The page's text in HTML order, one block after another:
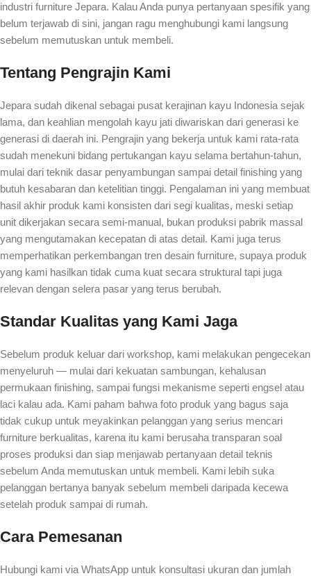
industri furniture Jepara. Kalau Anda punya pertanyaan spesifik yang
belum terjawab di sini, jangan ragu menghubungi kami langsung
sebelum memutuskan untuk membeli.
Tentang Pengrajin Kami
Jepara sudah dikenal sebagai pusat kerajinan kayu Indonesia sejak
lama, dan keahlian mengolah kayu jati diwariskan dari generasi ke
generasi di daerah ini. Pengrajin yang bekerja untuk kami rata-rata
sudah menekuni bidang pertukangan kayu selama bertahun-tahun,
mulai dari teknik dasar penyambungan sampai detail finishing yang
butuh kesabaran dan ketelitian tinggi. Pengalaman ini yang membuat
hasil akhir produk kami konsisten dari segi kualitas, meski setiap
unit dikerjakan secara semi-manual, bukan produksi pabrik massal
yang mengutamakan kecepatan di atas detail. Kami juga terus
memperhatikan perkembangan tren desain furniture, supaya produk
yang kami hasilkan tidak cuma kuat secara struktural tapi juga
relevan dengan selera pasar yang terus berubah.
Standar Kualitas yang Kami Jaga
Sebelum produk keluar dari workshop, kami melakukan pengecekan
menyeluruh — mulai dari kekuatan sambungan, kehalusan
permukaan finishing, sampai fungsi mekanisme seperti engsel atau
laci kalau ada. Kami paham bahwa foto produk yang bagus saja
tidak cukup untuk meyakinkan pelanggan yang serius mencari
furniture berkualitas, karena itu kami berusaha transparan soal
proses produksi dan siap menjawab pertanyaan detail teknis
sebelum Anda memutuskan untuk membeli. Kami lebih suka
pelanggan bertanya banyak sebelum membeli daripada kecewa
setelah produk sampai di rumah.
Cara Pemesanan
Hubungi kami via WhatsApp untuk konsultasi ukuran dan jumlah